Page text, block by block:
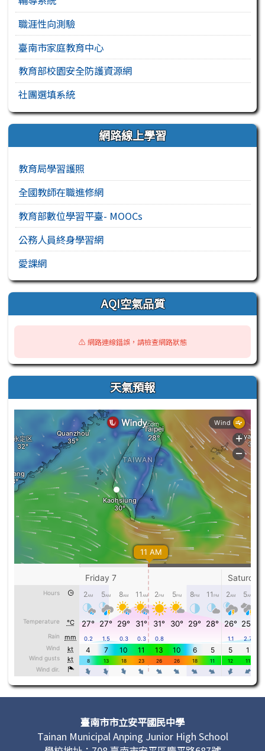
職涯性向測驗
臺南市家庭教育中心
教育部校園安全防護資源網
社團選填系統
網路線上學習
教育局學習護照
全國教師在職進修網
教育部數位學習平臺- MOOCs
公務人員終身學習網
愛課網
AQI空氣品質
⚠️ 網路連線錯誤，請檢查網路狀態
天氣預報
頁尾區域內容臺南市市立安平國民中學
Tainan Municipal Anping Junior High School